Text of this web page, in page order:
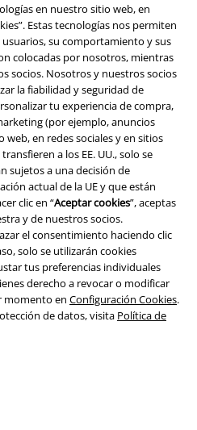
en nuestro sitio web, en
Estas tecnologías nos permiten
su comportamiento y sus
colocadas por nosotros, mientras
socios. Nosotros y nuestros socios
la fiabilidad y seguridad de
tu experiencia de compra,
(por ejemplo, anuncios
en redes sociales y en sitios
a los EE. UU., solo se
sujetos a una decisión de
actual de la UE y que están
clic en “Aceptar cookies”, aceptas
y de nuestros socios.
el consentimiento haciendo clic
solo se utilizarán cookies
tus preferencias individuales
derecho a revocar o modificar
momento en Configuración Cookies.
de datos, visita Política de